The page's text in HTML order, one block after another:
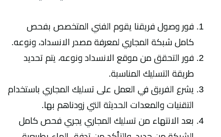
فور وصول فريقنا يقوم الفني المتخصص بفحص
كامل شبكة المجاري لمعرفة مصدر الانسداد، ونوعه.
فور التحقق من موقع الانسداد ونوعه، يتم تحديد
طريقة التسليك المناسبة.
يشرع الفريق في العمل على تسليك المجاري باستخدام
التقنيات والمعدات الحديثة التي زودناهم بها.
بعد الانتهاء من تسليك المجاري يجري فحص كامل